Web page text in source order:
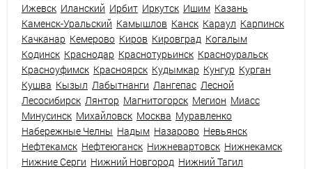
Ижевск Иланский Ирбит Иркутск Ишим Казань
Каменск-Уральский Камышлов Канск Караул Карпинск
Качканар Кемерово Киров Кировград Когалым
Кодинск Краснодар Краснотурьинск Красноуральск
Красноуфимск Красноярск Кудымкар Кунгур Курган
Кушва Кызыл Лабытнанги Лангепас Лесной
Лесосибирск Лянтор Магнитогорск Мегион Миасс
Минусинск Михайловск Москва Муравленко
Набережные Челны Надым Назарово Невьянск
Нефтекамск Нефтеюганск Нижневартовск Нижнекамск
Нижние Серги Нижний Новгород Нижний Тагил